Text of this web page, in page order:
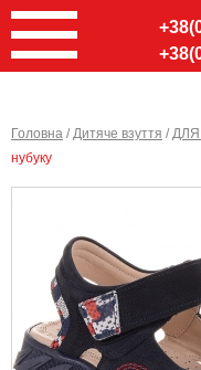
Головна /Дитяче взуття /
нубуку